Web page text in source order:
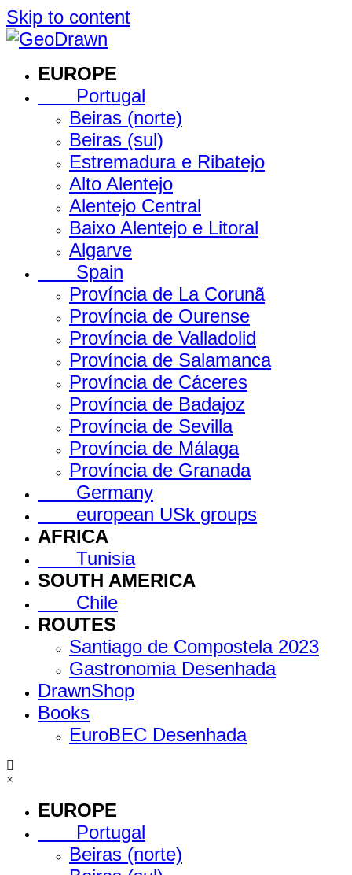
Skip to content
EUROPE
Portugal
Beiras (norte)
Beiras (sul)
Estremadura e Ribatejo
Alto Alentejo
Alentejo Central
Baixo Alentejo e Litoral
Algarve
Spain
Província de La Corunã
Província de Ourense
Província de Valladolid
Província de Salamanca
Província de Cáceres
Província de Badajoz
Província de Sevilla
Província de Málaga
Província de Granada
Germany
european USk groups
AFRICA
Tunisia
SOUTH AMERICA
Chile
ROUTES
Santiago de Compostela 2023
Gastronomia Desenhada
DrawnShop
Books
EuroBEC Desenhada
×
EUROPE
Portugal
Beiras (norte)